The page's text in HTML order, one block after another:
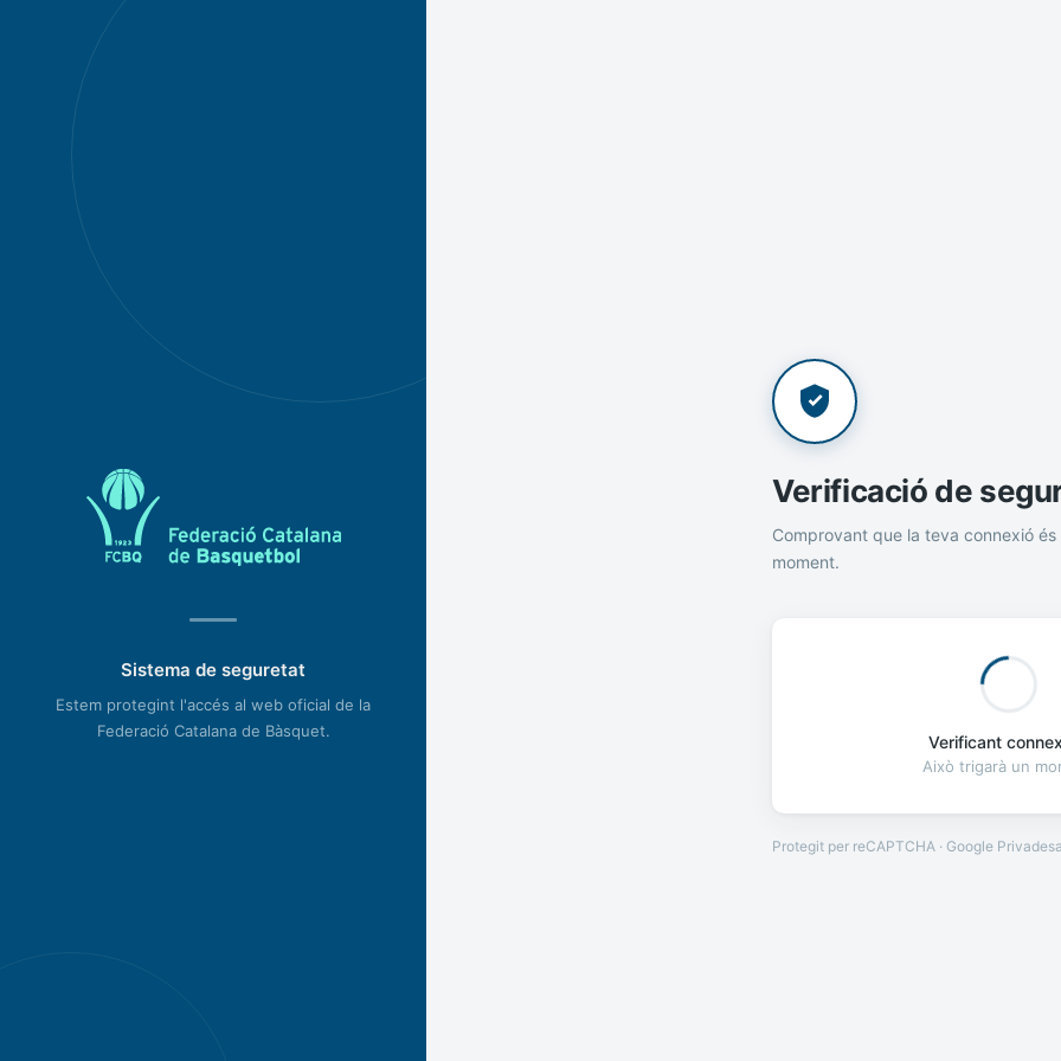
Sistema de seguretat
Estem protegint l'accés al web oficial de la
Federació Catalana de Bàsquet.
Verificació de
Comprovant que la teva connexió és
moment.
Verificant
Això trigarà un
Protegit per reCAPTCHA · Google Privadesa